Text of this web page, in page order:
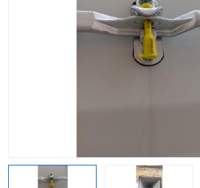
蓉欧班列进口机械设备 马来